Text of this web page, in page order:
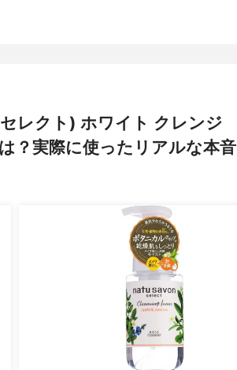
レクト) ホワイト クレンジ
？実際に使ったリアルな本音